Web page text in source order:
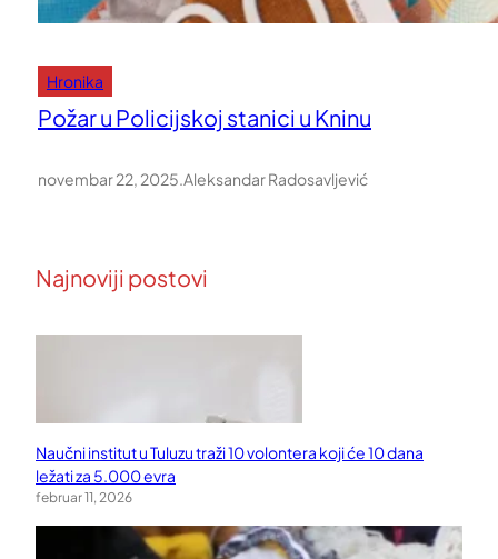
Hronika
Požar u Policijskoj stanici u Kninu
novembar 22, 2025 Aleksandar Radosavljević
Najnoviji postovi
Naučni institut u Tuluzu traži 10 volontera koji će 10 dana
ležati za 5.000 evra
februar 11, 2026